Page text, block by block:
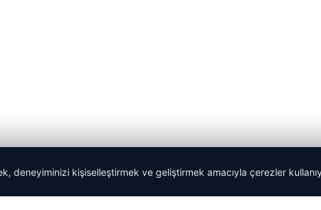
deneyiminizi kişiselleştirmek ve geliştirmek amacıyla çerezler